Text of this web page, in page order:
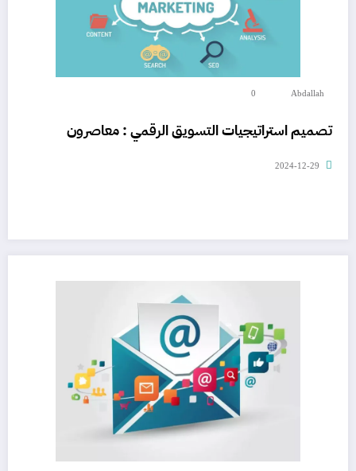
Abdallah
0
تصميم استراتيجيات التسويق الرقمي : معاصرون
2024-12-29